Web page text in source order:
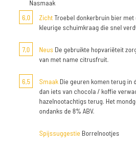
Nasmaak
6,0
ZichtTroebel donkerbruin bier
kleurige schuimkraag die snel
7,0 Neus De gebruikte hopvariëteit
van met name citrusfruit.
6,5 Smaak Die geuren komen terug in
dan iets van chocola / koffie
hazelnootachtigs terug. Het
ondanks de 8% ABV.
Spijssuggestie Borrelnootjes